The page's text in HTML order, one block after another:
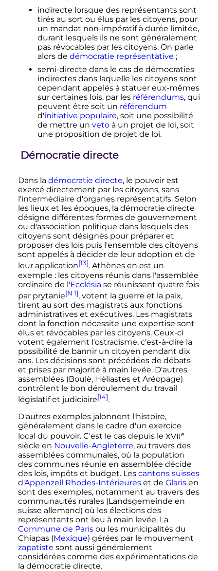
indirecte lorsque des représentants sont
tirés au sort ou élus par les citoyens, pour
un mandat non-impératif à durée limitée,
durant lesquels ils ne sont généralement
pas révocables par les citoyens. On parle
alors de démocratie représentative ;
semi-directe dans le cas de démocraties
indirectes dans laquelle les citoyens sont
cependant appelés à statuer eux-mêmes
sur certaines lois, par les référendums, qui
peuvent être soit un référendum
d'initiative populaire, soit une possibilité
de mettre un vetoà un projet de loi, soit
une proposition de projet de loi.
Démocratie directe
Dans la démocratie directe, le pouvoir est
exercé directement par les citoyens, sans
l'intermédiaire d'organes représentatifs. Selon
les lieux et les époques, la démocratie directe
désigne différentes formes de gouvernement
ou d'association politique dans lesquels des
citoyens sont désignés pour préparer et
proposer des lois puis l'ensemble des citoyens
sont appelés à décider de leur adoption et de
leur application[13]. Athènes en est un
exemple : les citoyens réunis dans l'assemblée
ordinaire de l'Ecclésia se réunissent quatre fois
par prytanie[N 1], votent la guerre et la paix,
tirent au sort des magistrats aux fonctions
administratives et exécutives. Les magistrats
dont la fonction nécessite une expertise sont
élus et révocables par les citoyens. Ceux-ci
votent également l'ostracisme, c'est-à-dire la
possibilité de bannir un citoyen pendant dix
ans. Les décisions sont précédées de débats
et prises par majorité à main levée. D'autres
assemblées (Boulè, Héliastes et Aréopage)
contrôlent le bon déroulement du travail
législatif et judiciaire[14].
D'autres exemples jalonnent l'histoire,
généralement dans le cadre d'un exercice
local du pouvoir. C'est le cas depuis le XVIIe
siècle en Nouvelle-Angleterre, au travers des
assemblées communales, où la population
des communes réunie en assemblée décide
des lois, impôts et budget. Les cantons suisses
d'Appenzell Rhodes-Intérieureset de Glarisen
sont des exemples, notamment au travers des
communautés rurales (Landsgemeinde en
suisse allemand) où les élections des
représentants ont lieu à main levée. La
Commune de Parisou les municipalités du
Chiapas (Mexique) gérées par le mouvement
zapatiste sont aussi généralement
considérées comme des expérimentations de
la démocratie directe.